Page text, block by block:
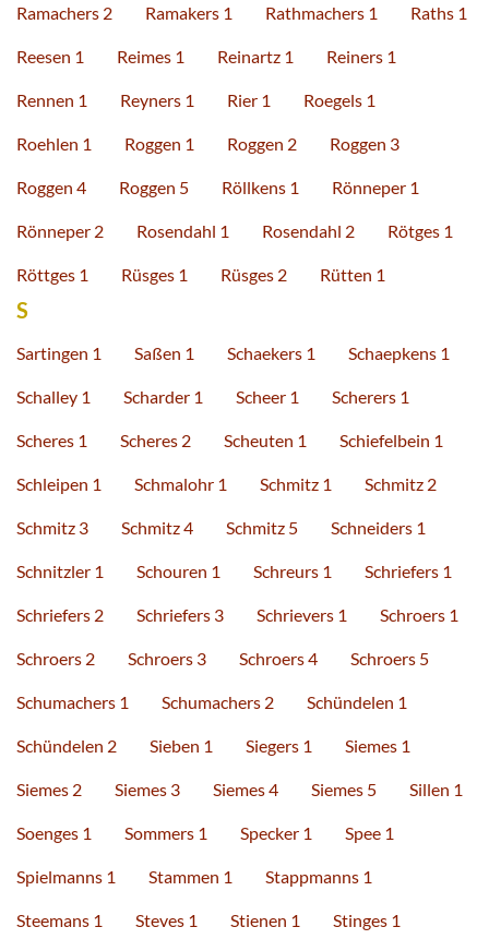
Ramachers 2 Ramakers 1 Rathmachers 1 Raths 1
Reesen 1 Reimes 1 Reinartz 1 Reiners 1
Rennen 1 Reyners 1 Rier 1 Roegels 1
Roehlen 1 Roggen 1 Roggen 2 Roggen 3
Roggen 4 Roggen 5 Röllkens 1 Rönneper 1
Rönneper 2 Rosendahl 1 Rosendahl 2 Rötges 1
Röttges 1 Rüsges 1 Rüsges 2 Rütten 1
S
Sartingen 1 Saßen 1 Schaekers 1 Schaepkens 1
Schalley 1 Scharder 1 Scheer 1 Scherers 1
Scheres 1 Scheres 2 Scheuten 1 Schiefelbein 1
Schleipen 1 Schmalohr 1 Schmitz 1 Schmitz 2
Schmitz 3 Schmitz 4 Schmitz 5 Schneiders 1
Schnitzler 1 Schouren 1 Schreurs 1 Schriefers 1
Schriefers 2 Schriefers 3 Schrievers 1 Schroers 1
Schroers 2 Schroers 3 Schroers 4 Schroers 5
Schumachers 1 Schumachers 2 Schündelen 1
Schündelen 2 Sieben 1 Siegers 1 Siemes 1
Siemes 2 Siemes 3 Siemes 4 Siemes 5 Sillen 1
Soenges 1 Sommers 1 Specker 1 Spee 1
Spielmanns 1 Stammen 1 Stappmanns 1
Steemans 1 Steves 1 Stienen 1 Stinges 1